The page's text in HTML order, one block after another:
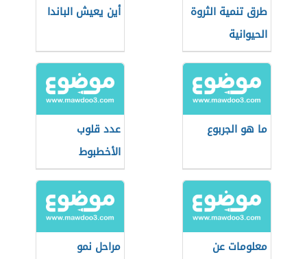
طرق تنمية الثروة
الحيوانية
أين يعيش الباندا
ما هو الجربوع
عدد قلوب
الأخطبوط
معلومات عن
مراحل نمو